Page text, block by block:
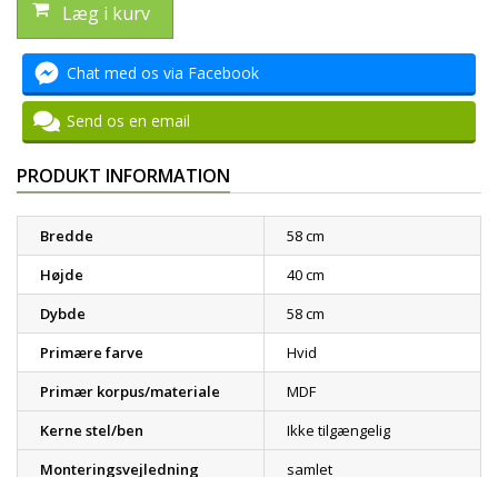
Læg i kurv
Chat med os via Facebook
Send os en email
PRODUKT INFORMATION
Bredde
58 cm
Højde
40 cm
Dybde
58 cm
Primære farve
Hvid
Primær korpus/materiale
MDF
Kerne stel/ben
Ikke tilgængelig
Monteringsvejledning
samlet